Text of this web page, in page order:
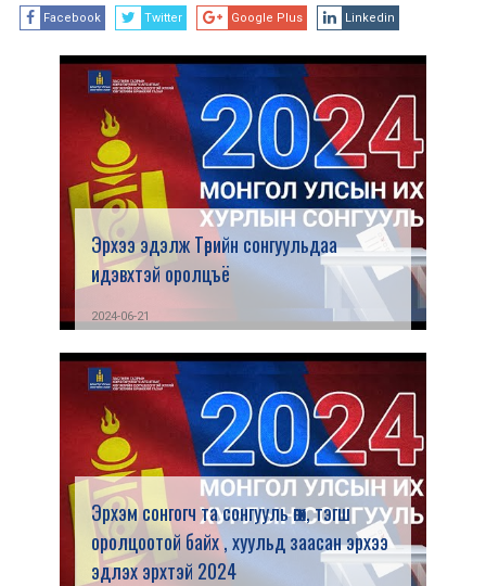
Facebook Twitter Google Plus Linkedin
Эрхээ эдэлж Төрийн сонгуульдаа
идэвхтэй оролцъё
2024-06-21
Эрхэм сонгогч та сонгууль өгөх, тэгш
оролцоотой байх , хуульд заасан эрхээ
эдлэх эрхтэй 2024